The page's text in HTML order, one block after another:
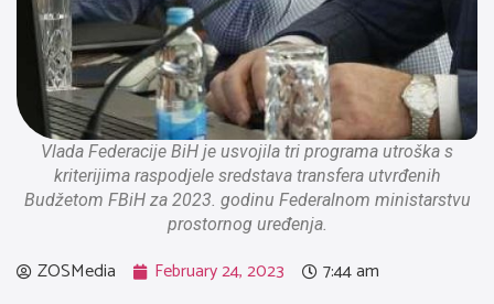
Vlada Federacije BiH je usvojila tri programa utroška s
kriterijima raspodjele sredstava transfera utvrđenih
Budžetom FBiH za 2023. godinu Federalnom ministarstvu
prostornog uređenja.
ZOSMedia February 24, 2023 7:44 am